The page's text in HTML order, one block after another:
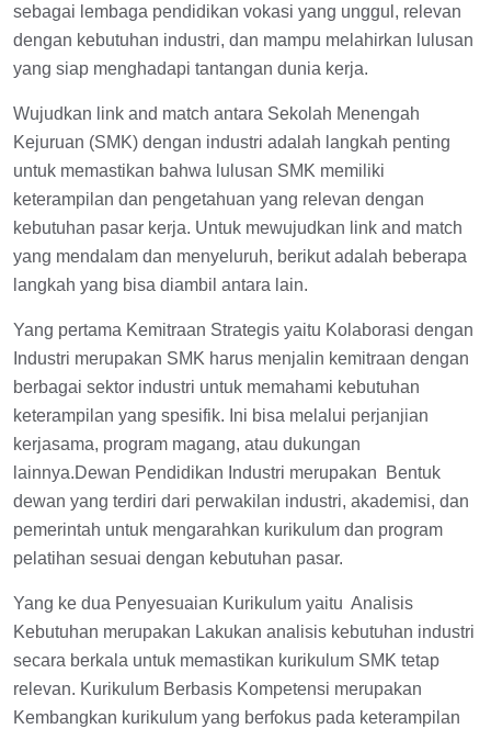
sebagai lembaga pendidikan vokasi yang unggul, relevan
dengan kebutuhan industri, dan mampu melahirkan lulusan
yang siap menghadapi tantangan dunia kerja.
Wujudkan link and match antara Sekolah Menengah
Kejuruan (SMK) dengan industri adalah langkah penting
untuk memastikan bahwa lulusan SMK memiliki
keterampilan dan pengetahuan yang relevan dengan
kebutuhan pasar kerja. Untuk mewujudkan link and match
yang mendalam dan menyeluruh, berikut adalah beberapa
langkah yang bisa diambil antara lain.
Yang pertama Kemitraan Strategis yaitu Kolaborasi dengan
Industri merupakan SMK harus menjalin kemitraan dengan
berbagai sektor industri untuk memahami kebutuhan
keterampilan yang spesifik. Ini bisa melalui perjanjian
kerjasama, program magang, atau dukungan
lainnya.Dewan Pendidikan Industri merupakan Bentuk
dewan yang terdiri dari perwakilan industri, akademisi, dan
pemerintah untuk mengarahkan kurikulum dan program
pelatihan sesuai dengan kebutuhan pasar.
Yang ke dua Penyesuaian Kurikulum yaitu Analisis
Kebutuhan merupakan Lakukan analisis kebutuhan industri
secara berkala untuk memastikan kurikulum SMK tetap
relevan. Kurikulum Berbasis Kompetensi merupakan
Kembangkan kurikulum yang berfokus pada keterampilan